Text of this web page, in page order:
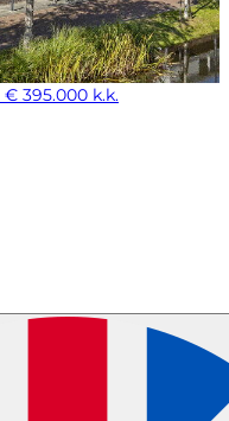
€ 395.000 k.k.